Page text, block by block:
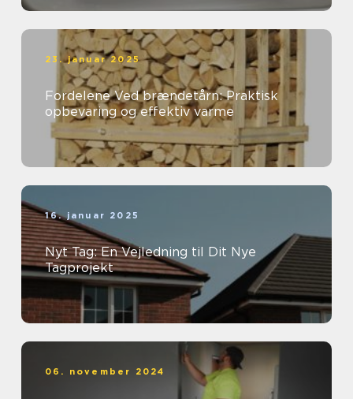
23. januar 2025
Fordelene Ved brændetårn: Praktisk
opbevaring og effektiv varme
16. januar 2025
Nyt Tag: En Vejledning til Dit Nye
Tagprojekt
06. november 2024